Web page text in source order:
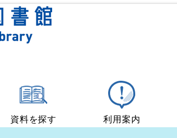
資料を探す 利用案内